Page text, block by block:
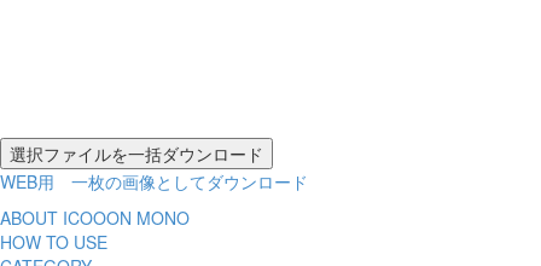
WEB用 一枚の画像としてダウンロード
ABOUT ICOOON MONO
HOW TO USE